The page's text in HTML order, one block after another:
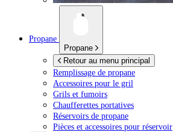
Propane
Propane
Retour au menu principal
Remplissage de propane
Accessoires pour le gril
Grils et fumoirs
Chaufferettes portatives
Réservoirs de propane
Pièces et accessoires pour réservoir